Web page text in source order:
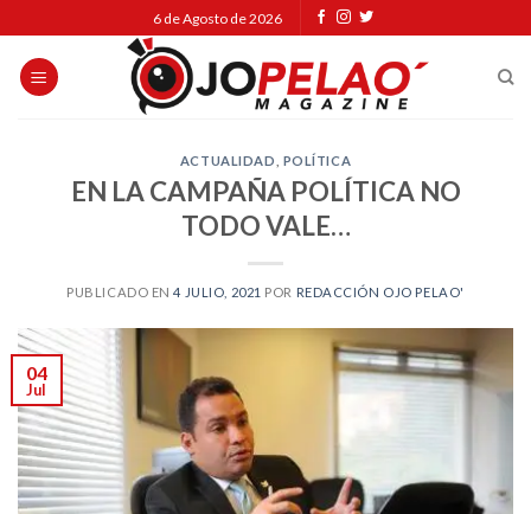
to
content
6 de Agosto de 2026
ACTUALIDAD POLÍTICA
EN LA CAMPAÑA POLÍTICA NO
TODO VALE…
PUBLICADO EN4 JULIO, 2021 POR REDACCIÓN OJO PELAO'
04
Jul